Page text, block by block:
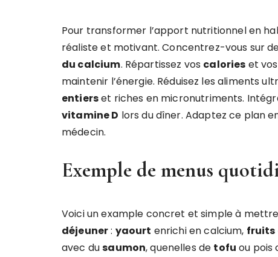
Pour transformer l’apport nutritionnel en
réaliste et motivant. Concentrez-vous sur
du calcium. Répartissez vos calories et
maintenir l’énergie. Réduisez les aliments
entierset riches en micronutriments.
vitamine D lors du dîner. Adaptez ce plan
médecin.
Exemple de menus
Voici un example concret et simple à
déjeuner: yaourt enrichi en calcium, fruits
avec dusaumon, quenelles de tofu ou pois